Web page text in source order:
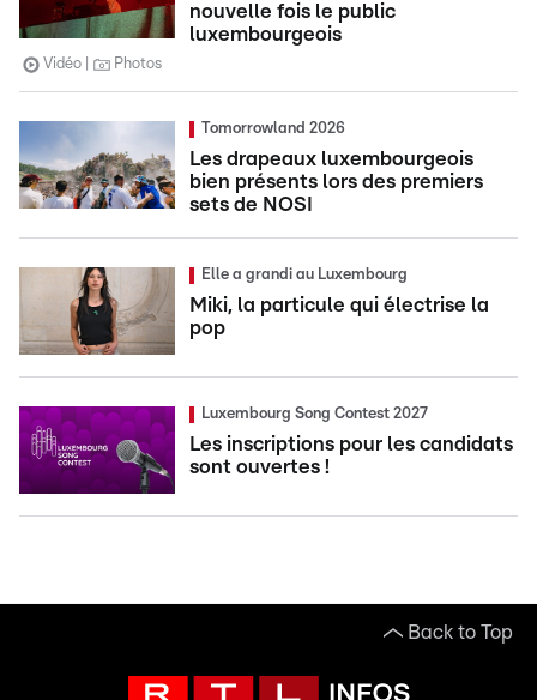
nouvelle fois le public
luxembourgeois
Vidéo Photos
Tomorrowland 2026
Les drapeaux luxembourgeois
bien présents lors des premiers
sets de NOSI
Elle a grandi au Luxembourg
Miki, la particule qui électrise la
pop
Luxembourg Song Contest 2027
Les inscriptions pour les candidats
sont ouvertes !
Back to Top